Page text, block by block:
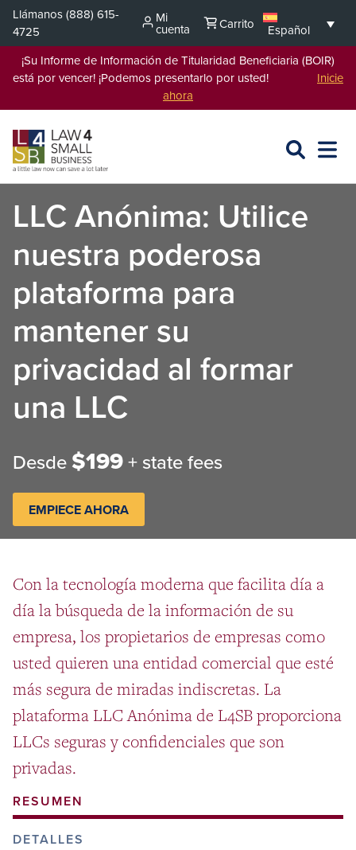
Saltar
contenido
Llámanos(888) 615-
4725
Mi
cuenta Carrito
Español
¡Su Informe de Información de Titularidad Beneficiaria (BOIR)
está por vencer! ¡Podemos presentarlo por usted! Inicie
ahora
BUSCAR
L4SB
ABRIR
LLC Anónima: Utilice
nuestra poderosa
plataforma para
mantener su
privacidad al formar
una LLC
Desde $199+ state fees
EMPIECE AHORA
Con la tecnología moderna que facilita día a
día la búsqueda de la información de su
empresa, los propietarios de empresas como
usted quieren una entidad comercial que esté
más segura de miradas indiscretas. La
plataforma LLC Anónima de L4SB proporciona
LLCs seguras y confidenciales que son
privadas.
RESUMEN
DETALLES